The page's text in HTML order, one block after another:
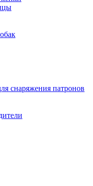
снаряжения патронов